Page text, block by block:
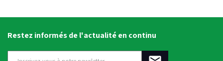
Restez informés de l'actualité en continu